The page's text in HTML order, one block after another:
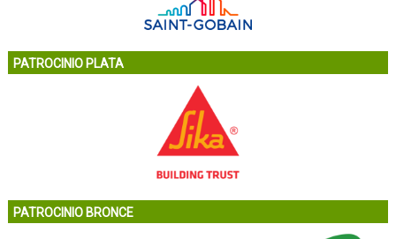
PATROCINIO PLATA
PATROCINIO BRONCE